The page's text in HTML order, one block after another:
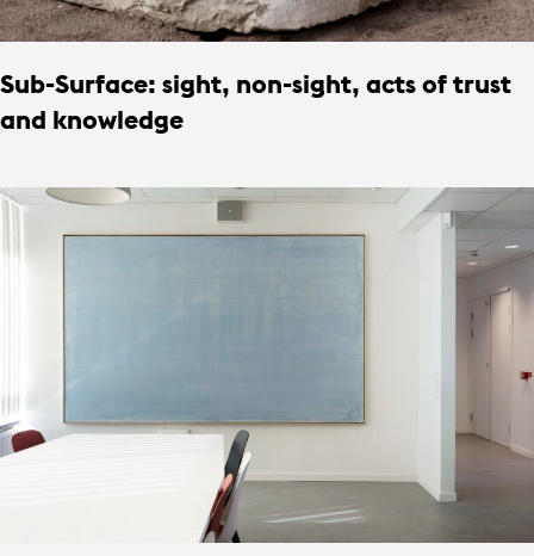
Sub-Surface: sight, non-sight, acts of trust
and knowledge